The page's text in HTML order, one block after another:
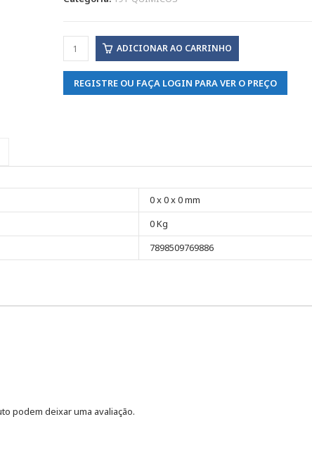
ADICIONAR AO CARRINHO
REGISTRE OU FAÇA LOGIN PARA VER O PREÇO
0 x 0 x 0 mm
0 Kg
7898509769886
podem deixar uma avaliação.